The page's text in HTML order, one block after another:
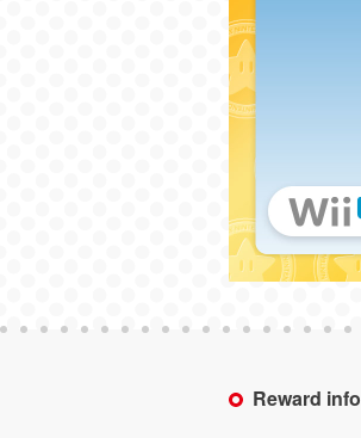
Reward info